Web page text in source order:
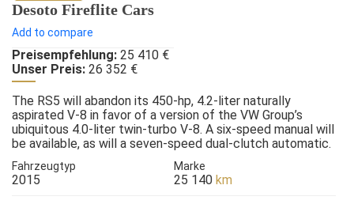
Desoto Fireflite Cars
Add to compare
Preisempfehlung: 25 410 €
Unser Preis: 26 352 €
The RS5 will abandon its 450-hp, 4.2-liter naturally
aspirated V-8 in favor of a version of the VW Group’s
ubiquitous 4.0-liter twin-turbo V-8. A six-speed manual will
be available, as will a seven-speed dual-clutch automatic.
Fahrzeugtyp
2015
Marke
25 140km